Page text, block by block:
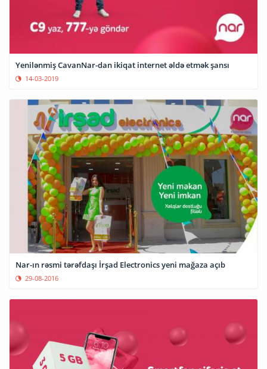
Yenilənmiş CavanNar-dan ikiqat internet əldə etmək şansı
14-03-2019
Nar-ın rəsmi tərəfdaşı İrşad Electronics yeni mağaza açıb
29-08-2016